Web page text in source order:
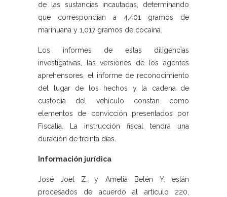
de las sustancias incautadas, determinando
que correspondían a 4,401 gramos de
marihuana y 1,017 gramos de cocaína.
Los informes de estas diligencias
investigativas, las versiones de los agentes
aprehensores, el informe de reconocimiento
del lugar de los hechos y la cadena de
custodia del vehículo constan como
elementos de convicción presentados por
Fiscalía. La instrucción fiscal tendrá una
duración de treinta días.
Información jurídica
José Joel Z. y Amelia Belén Y. están
procesados de acuerdo al artículo 220,